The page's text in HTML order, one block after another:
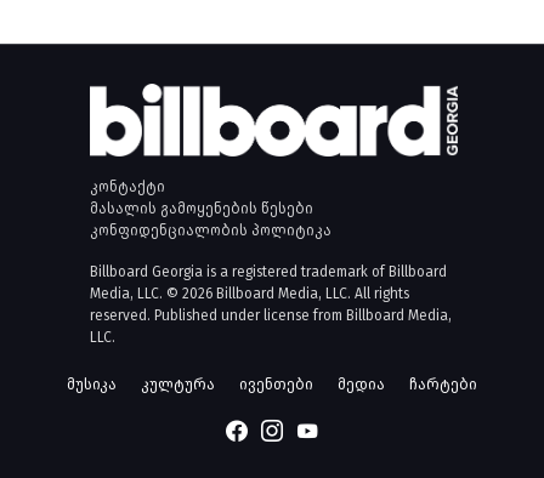
კონტაქტი
მასალის გამოყენების წესები
კონფიდენციალობის პოლიტიკა
Billboard Georgia is a registered trademark of Billboard
Media, LLC. © 2026 Billboard Media, LLC. All rights
reserved. Published under license from Billboard Media,
LLC.
მუსიკა კულტურა ივენთები მედია ჩარტები